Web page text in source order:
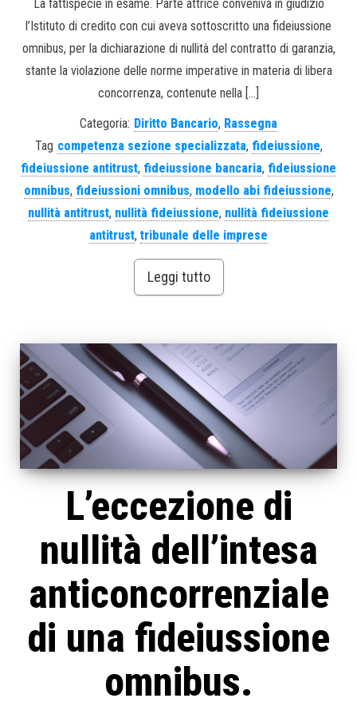
La fattispecie in esame. Parte attrice conveniva in giudizio
l’Istituto di credito con cui aveva sottoscritto una fideiussione
omnibus, per la dichiarazione di nullità del contratto di garanzia,
stante la violazione delle norme imperative in materia di libera
concorrenza, contenute nella […]
Categoria: Diritto Bancario, Rassegna
Tag competenza sezione specializzata, fideiussione,
fideiussione antitrust, fideiussione bancaria, fideiussione
omnibus, fideiussioni omnibus, modello abi fideiussione,
nullità antitrust, nullità fideiussione, nullità fideiussione
antitrust, tribunale delle imprese
Leggi tutto
L’eccezione di
nullità dell’intesa
anticoncorrenziale
di una fideiussione
omnibus.